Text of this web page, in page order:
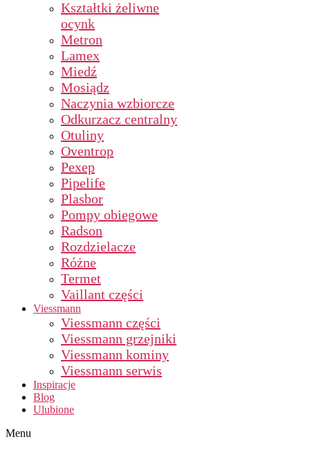
Kształtki żeliwne
ocynk
Metron
Lamex
Miedź
Mosiądz
Naczynia wzbiorcze
Odkurzacz centralny
Otuliny
Oventrop
Pexep
Pipelife
Plasbor
Pompy obiegowe
Radson
Rozdzielacze
Różne
Termet
Vaillant części
Viessmann
Viessmann części
Viessmann grzejniki
Viessmann kominy
Viessmann serwis
Inspiracje
Blog
Ulubione
Menu